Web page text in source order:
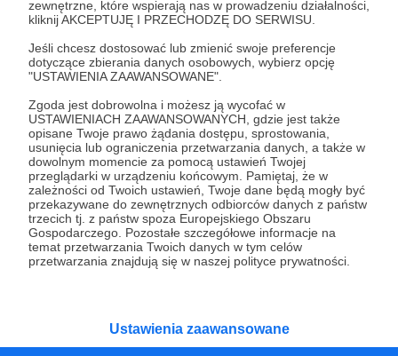
zewnętrzne, które wspierają nas w prowadzeniu działalności,
kliknij AKCEPTUJĘ I PRZECHODZĘ DO SERWISU.
Jeśli chcesz dostosować lub zmienić swoje preferencje
dotyczące zbierania danych osobowych, wybierz opcję
"USTAWIENIA ZAAWANSOWANE".
Zgoda jest dobrowolna i możesz ją wycofać w
USTAWIENIACH ZAAWANSOWANYCH, gdzie jest także
opisane Twoje prawo żądania dostępu, sprostowania,
usunięcia lub ograniczenia przetwarzania danych, a także w
dowolnym momencie za pomocą ustawień Twojej
przeglądarki w urządzeniu końcowym. Pamiętaj, że w
zależności od Twoich ustawień, Twoje dane będą mogły być
przekazywane do zewnętrznych odbiorców danych z państw
trzecich tj. z państw spoza Europejskiego Obszaru
Gospodarczego. Pozostałe szczegółowe informacje na
temat przetwarzania Twoich danych w tym celów
przetwarzania znajdują się w naszej polityce prywatności.
Ustawienia zaawansowane
* Zapoznałem się i akceptujęRegulaminserwisu oraz
* Wyrażam zgodę na przetwarzanie moich danych
osobowych podanych w formularzu rejestracyjnym w celu
prawidłowego świadczenia usług serwisu Patronite.
Wyrażam zgodę na otrzymywanie drogą elektroniczną
informacji handlowych - newslettera. Opcja ta może zostać
zmieniona w ustawieniach konta.